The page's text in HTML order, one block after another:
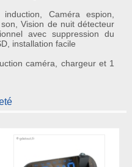
Caméra espion,
Vision de nuit détecteur
avec suppression du
installation facile
caméra, chargeur et 1